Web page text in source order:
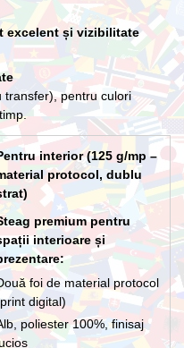
266,20 lei
excelent și vizibilitate
transfer), pentru culori
interior (125 g/mp –
protocol, dublu
premium pentru
interioare și
foi de material protocol
digital)
poliester 100%, finisaj